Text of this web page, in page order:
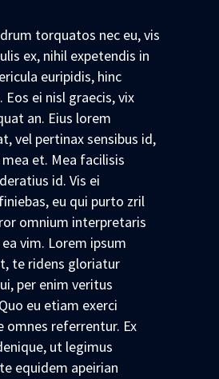
torquatos nec eu, vis
ex, nihil expetendis in
euripidis, hinc
ei nisl graecis, vix
an. Eius lorem
vel pertinax sensibus id,
et. Mea facilisis
id. Vis ei
eu qui purto zril
omnium interpretaris
vim. Lorem ipsum
te ridens gloriatur
per enim veritus
eu etiam exerci
omnes referrentur. Ex
ut legimus
equidem apeirian